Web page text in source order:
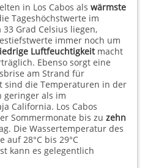
in Los Cabos alswärmste
Tageshöchstwerte im
Grad Celsius liegen,
immer noch um
Luftfeuchtigkeitmacht
Ebenso sorgt eine
am Strand für
sind die Temperaturen in der
geringer als im
California. Los Cabos
Sommermonate bis zuzehn
Die Wassertemperatur des
28°C bis 29°C
kann es gelegentlich